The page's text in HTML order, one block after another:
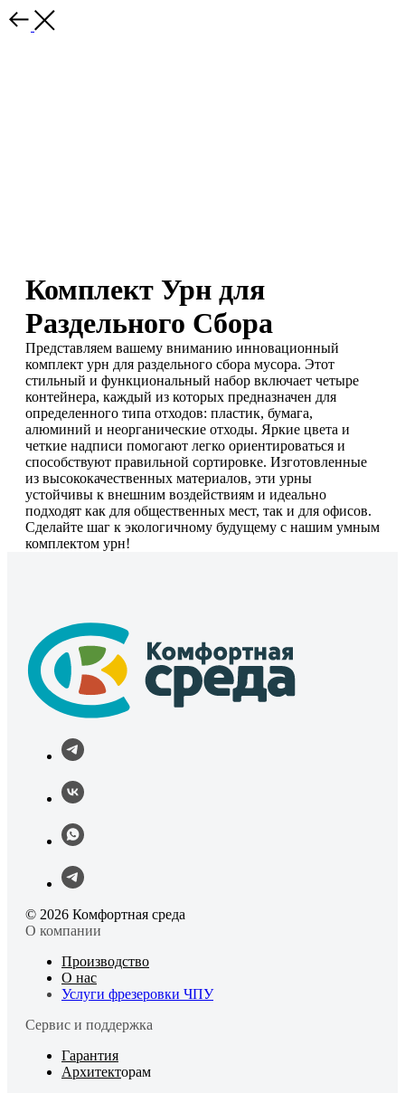
Комплект Урн для
Раздельного Сбора
Представляем вашему вниманию инновационный
комплект урн для раздельного сбора мусора. Этот
стильный и функциональный набор включает четыре
контейнера, каждый из которых предназначен для
определенного типа отходов: пластик, бумага,
алюминий и неорганические отходы. Яркие цвета и
четкие надписи помогают легко ориентироваться и
способствуют правильной сортировке. Изготовленные
из высококачественных материалов, эти урны
устойчивы к внешним воздействиям и идеально
подходят как для общественных мест, так и для офисов.
Сделайте шаг к экологичному будущему с нашим умным
комплектом урн!
© 2026 Комфортная среда
О компании
Производство
О нас
Услуги фрезеровки ЧПУ
Сервис и поддержка
Гарантия
Архитекторам